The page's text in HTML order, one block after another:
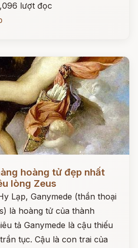
lượt đọc
hoàng tử đẹp nhất
lòng Zeus
Lạp, Ganymede (thần thoại
là hoàng tử của thành
tả Ganymede là cậu thiếu
tục. Cậu là con trai của